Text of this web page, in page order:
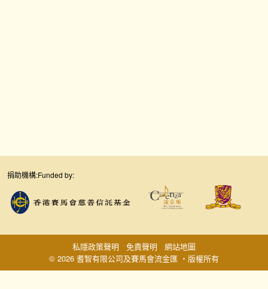
捐助機構:Funded by:
© 2026 耆智有限公司及賽馬會流金匯 ‧版權所有
私隱政策聲明 免責聲明 網站地圖